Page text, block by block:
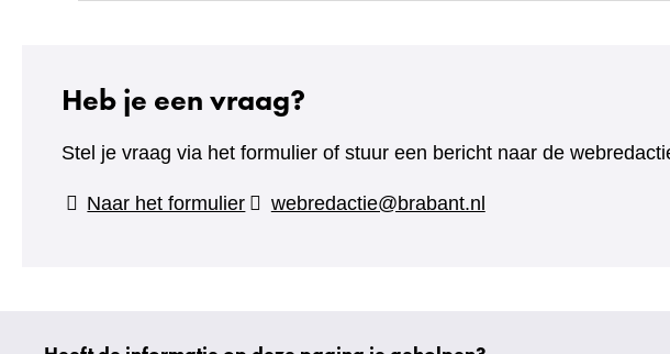
Heb je een vraag?
Stel je vraag via het formulier of stuur een bericht naar de
Naar het formulier(verwijst
webredactie@brabant.nl